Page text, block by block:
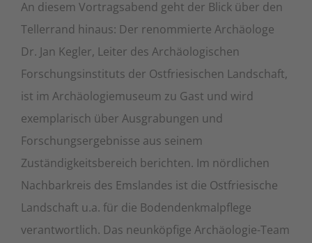
An diesem Vortragsabend geht der Blick über den
Tellerrand hinaus: Der renommierte Archäologe
Dr. Jan Kegler, Leiter des Archäologischen
Forschungsinstituts der Ostfriesischen Landschaft,
ist im Archäologiemuseum zu Gast und wird
exemplarisch über Ausgrabungen und
Forschungsergebnisse aus seinem
Zuständigkeitsbereich berichten. Im nördlichen
Nachbarkreis des Emslandes ist die Ostfriesische
Landschaft u.a. für die Bodendenkmalpflege
verantwortlich. Das neunköpfige Archäologie-Team